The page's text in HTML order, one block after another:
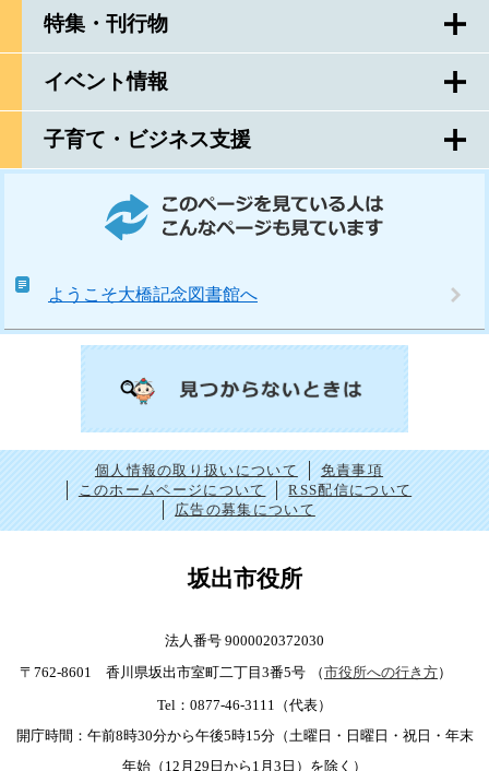
特集・刊行物
イベント情報
子育て・ビジネス支援
ようこそ大橋記念図書館へ
個人情報の取り扱いについて
免責事項
このホームページについて
RSS配信について
広告の募集について
坂出市役所
法人番号 9000020372030
〒762-8601 香川県坂出市室町二丁目3番5号
（市役所への行き方）
Tel：0877-46-3111（代表）
開庁時間：午前8時30分から午後5時15分（土曜日・日曜日・祝日・年末
年始（12月29日から1月3日）を除く）